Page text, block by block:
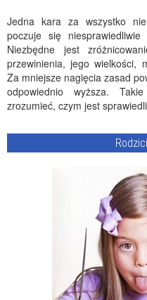
Jedna kara za wszystko
poczuje się
Niezbędne jest
przewinienia, jego wielkości,
Za mniejsze nagięcia zasad
odpowiednio wyższa.
zrozumieć, czym jest